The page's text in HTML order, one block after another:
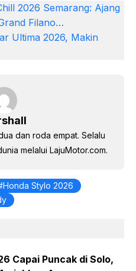
gr
ail k
e
2026 Semarang: Ajang
Filano…
Ultima 2026, Makin
dan roda empat. Selalu
melalui LajuMotor.com.
Honda Stylo 2026
Capai Puncak di Solo,